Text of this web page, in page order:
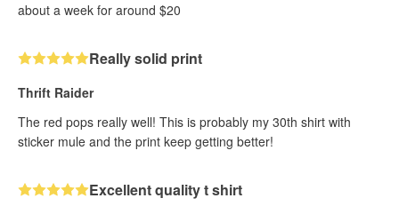
about a week for around $20
Really solid print
Thrift Raider
The red pops really well! This is probably my 30th shirt with
sticker mule and the print keep getting better!
Excellent quality t shirt